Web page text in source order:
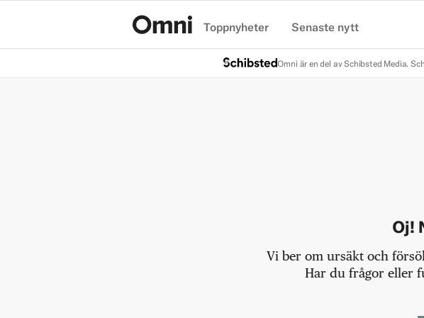
Toppnyheter Senaste nytt
Omni är en del av Schibsted Media.
Oj!
Vi ber om ursäkt och
Har du frågor eller